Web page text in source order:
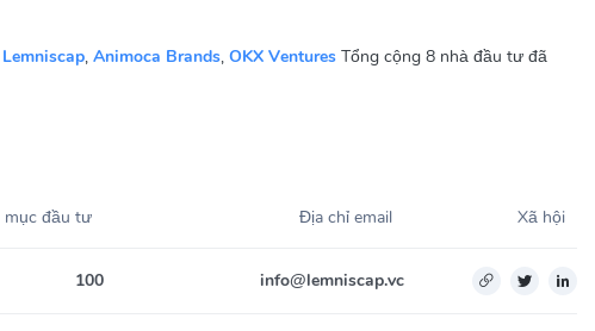
Lemniscap, Animoca Brands, OKX Ventures Tổng cộng 8 nhà đầu tư đã
mục đầu tư Địa chỉ email Xã hội
100 info@lemniscap.vc